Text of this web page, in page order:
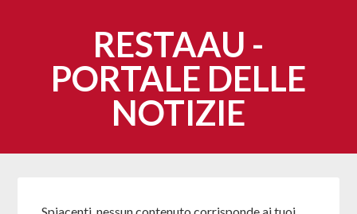
RESTAAU -
PORTALE DELLE
NOTIZIE